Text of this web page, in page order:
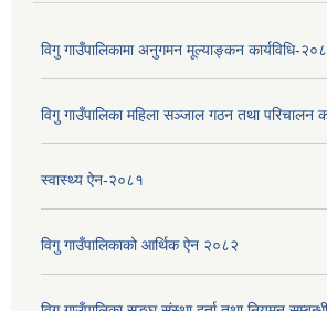
विगु गाउँपालिकामा अनुगमन मूल्याङ्कन कार्यविधि-
विगु गाउँपालिका महिला सञ्जाल गठन तथा परिचालन
स्वास्थ्य ऐन-२०८१
विगु गाउँपालिकाको आर्थिक ऐन २०८२